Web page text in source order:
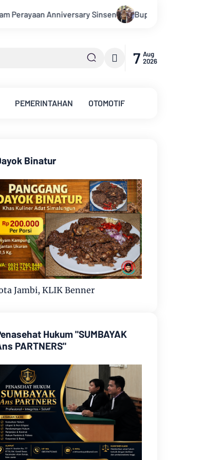
Bupati Muarojambi Hadiri HUT Ke 17 Desa Mingkung
7 Aug
2026
PEMERINTAHAN OTOMOTIF
Binatur
Jambi, KLIK Benner
Hukum "SUMBAYAK
PARTNERS"